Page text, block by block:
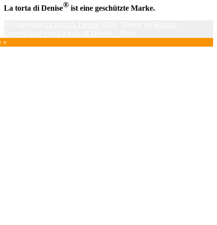
La torta di Denise® ist eine geschützte Marke.
»